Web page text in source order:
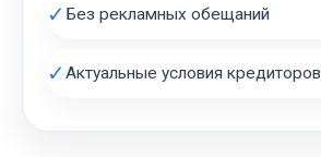
✓ Без рекламных обещаний
✓Актуальные условия кредиторов